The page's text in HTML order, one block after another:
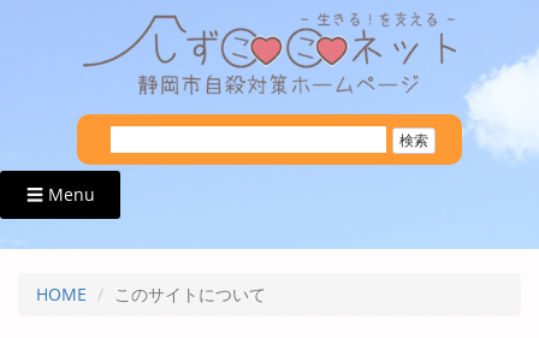
☰ Menu
HOME このサイトについて